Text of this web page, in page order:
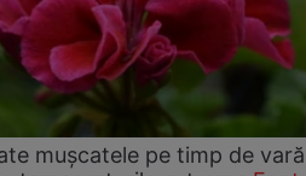
mușcatele pe timp de